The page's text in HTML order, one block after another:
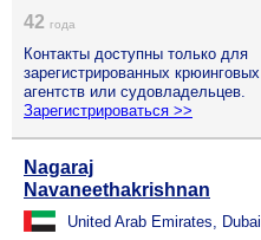
42 года
Контакты доступны только для
зарегистрированных крюинговых
агентств или судовладельцев.
Зарегистрироваться >>
Nagaraj
Navaneethakrishnan
United Arab Emirates, Dubai